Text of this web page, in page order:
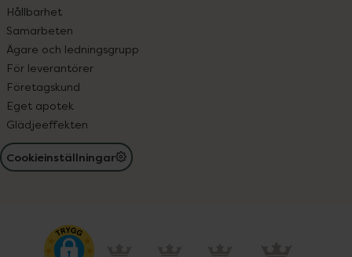
Hållbarhet
Samarbeten
Ägare och ledningsgrupp
För leverantörer
Företagskund
Eget apotek
Glädjeeffekten
Cookieinställningar